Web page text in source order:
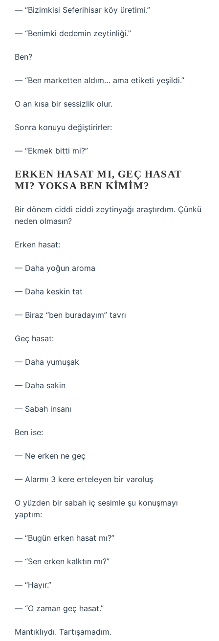
— “Bizimkisi Seferihisar köy üretimi.”
— “Benimki dedemin zeytinliği.”
Ben?
— “Ben marketten aldım… ama etiketi yeşildi.”
O an kısa bir sessizlik olur.
Sonra konuyu değiştirirler:
— “Ekmek bitti mi?”
ERKEN HASAT MI, GEÇ HASAT
MI? YOKSA BEN KIMIM?
Bir dönem ciddi ciddi zeytinyağı araştırdım. Çünkü
neden olmasın?
Erken hasat:
— Daha yoğun aroma
— Daha keskin tat
— Biraz “ben buradayım” tavrı
Geç hasat:
— Daha yumuşak
— Daha sakin
— Sabah insanı
Ben ise:
— Ne erken ne geç
— Alarmı 3 kere erteleyen bir varoluş
O yüzden bir sabah iç sesimle şu konuşmayı
yaptım:
— “Bugün erken hasat mı?”
— “Sen erken kalktın mı?”
— “Hayır.”
— “O zaman geç hasat.”
Mantıklıydı. Tartışamadım.